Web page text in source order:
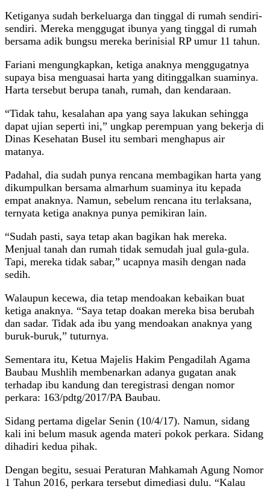
Ketiganya sudah berkeluarga dan tinggal di rumah sendiri-
sendiri. Mereka menggugat ibunya yang tinggal di rumah
bersama adik bungsu mereka berinisial RP umur 11 tahun.
Fariani mengungkapkan, ketiga anaknya menggugatnya
supaya bisa menguasai harta yang ditinggalkan suaminya.
Harta tersebut berupa tanah, rumah, dan kendaraan.
“Tidak tahu, kesalahan apa yang saya lakukan sehingga
dapat ujian seperti ini,” ungkap perempuan yang bekerja di
Dinas Kesehatan Busel itu sembari menghapus air
matanya.
Padahal, dia sudah punya rencana membagikan harta yang
dikumpulkan bersama almarhum suaminya itu kepada
empat anaknya. Namun, sebelum rencana itu terlaksana,
ternyata ketiga anaknya punya pemikiran lain.
“Sudah pasti, saya tetap akan bagikan hak mereka.
Menjual tanah dan rumah tidak semudah jual gula-gula.
Tapi, mereka tidak sabar,” ucapnya masih dengan nada
sedih.
Walaupun kecewa, dia tetap mendoakan kebaikan buat
ketiga anaknya. “Saya tetap doakan mereka bisa berubah
dan sadar. Tidak ada ibu yang mendoakan anaknya yang
buruk-buruk,” tuturnya.
Sementara itu, Ketua Majelis Hakim Pengadilah Agama
Baubau Mushlih membenarkan adanya gugatan anak
terhadap ibu kandung dan teregistrasi dengan nomor
perkara: 163/pdtg/2017/PA Baubau.
Sidang pertama digelar Senin (10/4/17). Namun, sidang
kali ini belum masuk agenda materi pokok perkara. Sidang
dihadiri kedua pihak.
Dengan begitu, sesuai Peraturan Mahkamah Agung Nomor
1 Tahun 2016, perkara tersebut dimediasi dulu. “Kalau